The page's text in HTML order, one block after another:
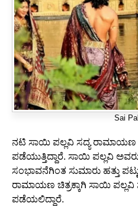
Sai
ನಟಿ ಸಾಯಿ ಪಲ್ಲವಿ ಸದ್ಯ ರಾಮಾಯಣ
ಪಡೆಯುತ್ತಿದ್ದಾರೆ. ಸಾಯಿ ಪಲ್ಲವಿ
ಸಂಭಾವನೆಗಿಂತ ಸುಮಾರು ಹತ್ತು
ರಾಮಾಯಣ ಚಿತ್ರಕ್ಕಾಗಿ ಸಾಯಿ
ಪಡೆಯಲಿದ್ದಾರೆ.